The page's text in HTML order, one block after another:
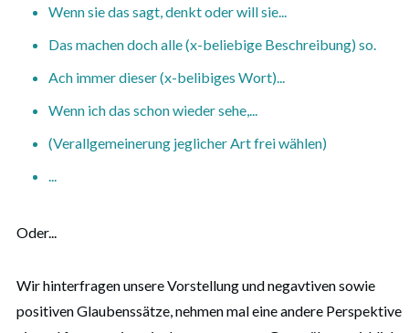
Wenn sie das sagt, denkt oder will sie...
Das machen doch alle (x-beliebige Beschreibung) so.
Ach immer dieser (x-belibiges Wort)...
Wenn ich das schon wieder sehe,...
(Verallgemeinerung jeglicher Art frei wählen)
...
Oder...
Wir hinterfragen unsere Vorstellung und negavtiven sowie
positiven Glaubenssätze, nehmen mal eine andere Perspektive